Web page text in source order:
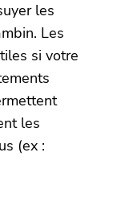
les
Les
si votre
les
(ex :